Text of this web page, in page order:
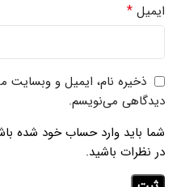
ایمیل *
ذخیره نام، ایمیل و وبسایت
دیدگاهی می‌نویسم.
شما باید وارد حساب خود شده
در نظرات باشید.